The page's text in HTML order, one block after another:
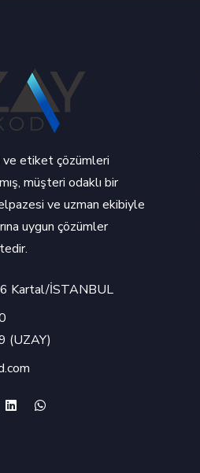
ve etiket çözümleri
müşteri odaklı bir
ve uzman ekibiyle
uygun çözümler
Kartal/İSTANBUL
(UZAY)